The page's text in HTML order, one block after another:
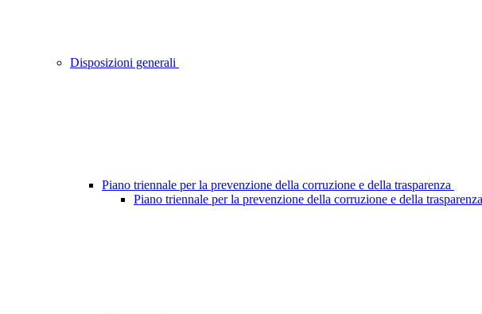
Disposizioni generali
Piano triennale per la prevenzione della corruzione e della trasparenza
Piano triennale per la prevenzione della corruzione e della